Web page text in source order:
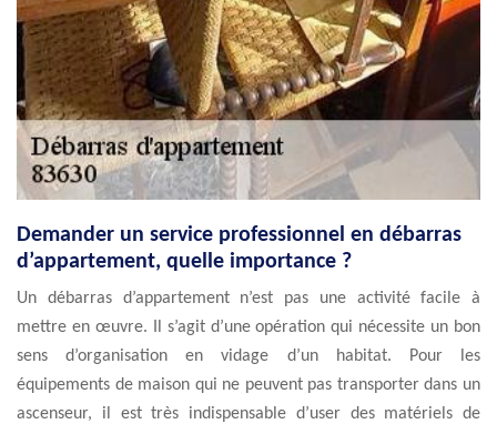
Demander un service professionnel en débarras
d’appartement, quelle importance ?
Un débarras d’appartement n’est pas une activité facile à
mettre en œuvre. Il s’agit d’une opération qui nécessite un bon
sens d’organisation en vidage d’un habitat. Pour les
équipements de maison qui ne peuvent pas transporter dans un
ascenseur, il est très indispensable d’user des matériels de